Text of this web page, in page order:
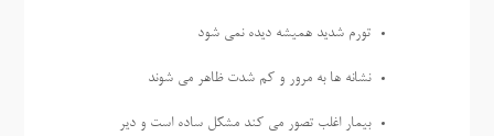
تورم شدید همیشه دیده نمی شود
نشانه ها به مرور و کم شدت ظاهر می شوند
بیمار اغلب تصور می کند مشکل ساده است و دیر